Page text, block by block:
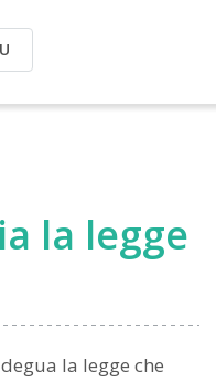
la legge
la legge che